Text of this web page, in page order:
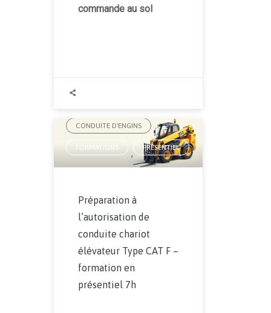
commande au sol
CONDUITE D'ENGINS ,
FORMATIONS , PRÉSENTIEL
Préparation à
l’autorisation de
conduite chariot
élévateur Type CAT F –
formation en
présentiel 7h